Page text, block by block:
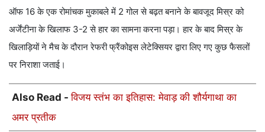
ऑफ 16 के एक रोमांचक मुकाबले में 2 गोल से बढ़त बनाने के बावजूद मिस्र को
अर्जेंटीना के खिलाफ 3-2 से हार का सामना करना पड़ा। हार के बाद मिस्र के
खिलाड़ियों ने मैच के दौरान रेफरी फ्रैंकोइस लेटेक्सियर द्वारा लिए गए कुछ फैसलों
पर निराशा जताई।
Also Read -विजय स्तंभ का इतिहास: मेवाड़ की शौर्यगाथा का
अमर प्रतीक